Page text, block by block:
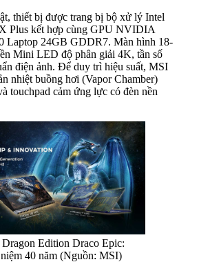
thiết bị được trang bị bộ xử lý Intel
Plus kết hợp cùng GPU NVIDIA
Laptop 24GB GDDR7. Màn hình 18-
Mini LED độ phân giải 4K, tần số
điện ảnh. Để duy trì hiệu suất, MSI
nhiệt buồng hơi (Vapor Chamber)
touchpad cảm ứng lực có đèn nền
Edition Draco Epic:
40 năm (Nguồn: MSI)